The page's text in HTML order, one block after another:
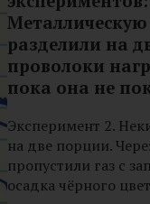
Металлическую
разделили на
проволоки
пока она не
Эксперимент 2.
на две порции.
пропустили газ с
осадка чёрного